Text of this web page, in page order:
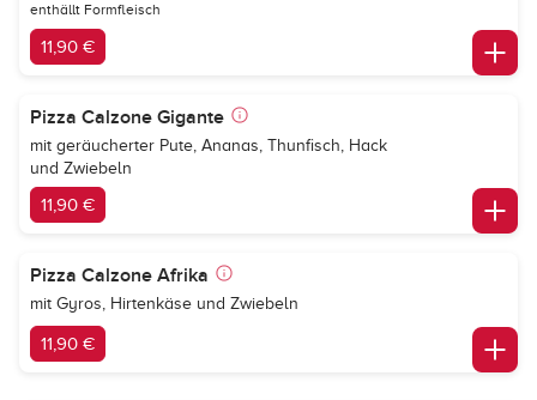
enthällt Formfleisch
11,90 €
Pizza Calzone Gigante
mit geräucherter Pute, Ananas, Thunfisch, Hack
und Zwiebeln
11,90 €
Pizza Calzone Afrika
mit Gyros, Hirtenkäse und Zwiebeln
11,90 €